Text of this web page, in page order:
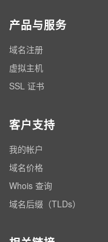
产品与服务
域名注册
虚拟主机
SSL 证书
客户支持
我的帐户
域名价格
Whois 查询
域名后缀（TLDs）